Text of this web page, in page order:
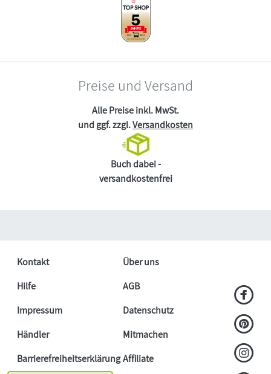
Preise und Versand
Alle Preise inkl. MwSt.
und ggf. zzgl.Versandkosten
Buch dabei -
versandkostenfrei
Kontakt
Über uns
Hilfe
AGB
Impressum
Datenschutz
Händler
Mitmachen
BarrierefreiheitserklärungAffiliate